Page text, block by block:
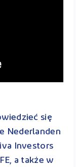
się
Nederlanden
Investors
a także w